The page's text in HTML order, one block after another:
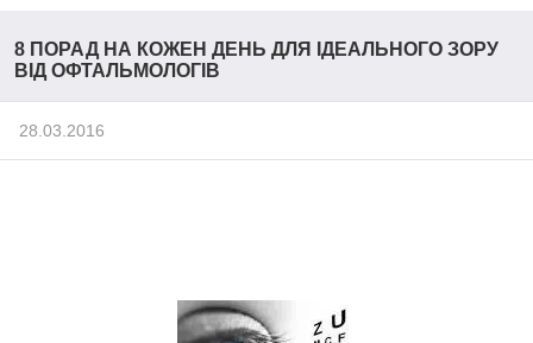
8 ПОРАД НА КОЖЕН ДЕНЬ ДЛЯ ІДЕАЛЬНОГО ЗОРУ
ВІД ОФТАЛЬМОЛОГІВ
28.03.2016